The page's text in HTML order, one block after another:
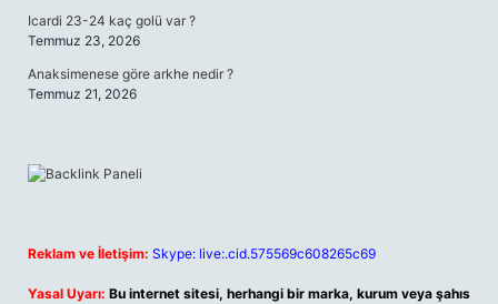
Icardi 23-24 kaç golü var ?
Temmuz 23, 2026
Anaksimenese göre arkhe nedir ?
Temmuz 21, 2026
Reklam ve İletişim: Skype: live:.cid.575569c608265c69
Yasal Uyarı: Bu internet sitesi, herhangi bir marka, kurum veya şahıs